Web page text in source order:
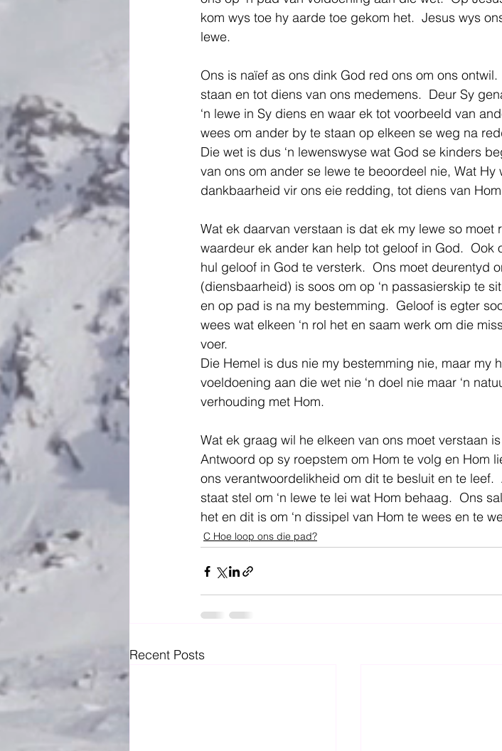
kom wys toe hy aarde toe gekom het.  Jesus wys
lewe.
Ons is naïef as ons dink God red ons om ons
staan en tot diens van ons medemens.  Deur Sy
‘n lewe in Sy diens en waar ek tot voorbeeld van
wees om ander by te staan op elkeen se weg na
Die wet is dus ‘n lewenswyse wat God se kinders
van ons om ander se lewe te beoordeel nie, Wat
dankbaarheid vir ons eie redding, tot diens van
Wat ek daarvan verstaan is dat ek my lewe so
waardeur ek ander kan help tot geloof in God.
hul geloof in God te versterk.  Ons moet deurentyd
(diensbaarheid) is soos om op ‘n passasierskip te
en op pad is na my bestemming.  Geloof is egter
wees wat elkeen ‘n rol het en saam werk om die
voer.
Die Hemel is dus nie my bestemming nie, maar my
voeldoening aan die wet nie ‘n doel nie maar ‘n
verhouding met Hom.
Wat ek graag wil he elkeen van ons moet verstaan
Antwoord op sy roepstem om Hom te volg en Hom
ons verantwoordelikheid om dit te besluit en te leef.
staat stel om ‘n lewe te lei wat Hom behaag.  Ons
het en dit is om ‘n dissipel van Hom te wees en te
C Hoe loop ons die pad?
Recent Posts